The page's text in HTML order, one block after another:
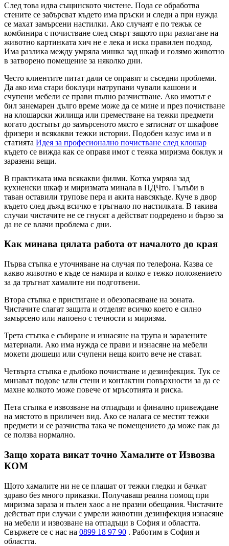
След това идва същинското чистене. Пода се обработва
стените се забърсват където има пръски и следи а при нужда
се махат замърсени настилки. Ако случаят е по тежък се
комбинира с почистване след смърт защото при разлагане на
животно картинката хич не е лека и иска правилен подход.
Има разлика между умряла мишка зад шкаф и голямо животно
в затворено помещение за няколко дни.
Често клиентите питат дали се оправят и съседни проблеми.
Да ако има стари боклуци натрупани чували кашони и
счупени мебели се прави пълно разчистване. Ако имотът е
бил занемарен дълго време може да се мине и през почистване
на клошарски жилища или преместване на тежки предмети
когато достъпът до замърсеното място е затиснат от шкафове
фризери и всякакви тежки истории. Подобен казус има и в
статията Идея за професионално почистване след клошар
където се вижда как се оправя имот с тежка миризма боклук и
заразени вещи.
В практиката има всякакви филми. Котка умряла зад
кухненски шкаф и миризмата минала в ПДЧто. Гълъби в
таван оставили трупове пера и акита навсякъде. Куче в двор
където след дъжд всичко е тръгнало по настилката. В такива
случаи чистачите не се гнусят а действат подредено и бързо за
да не се влачи проблема с дни.
Как минава цялата работа от началото до края
Първа стъпка е уточняване на случая по телефона. Казва се
какво животно е къде се намира и колко е тежко положението
за да тръгнат хамалите ни подготвени.
Втора стъпка е пристигане и обезопасяване на зоната.
Чистачите слагат защита и отделят всичко което е силно
замърсено или напоено с течности и миризма.
Трета стъпка е събиране и изнасяне на трупа и заразените
материали. Ако има нужда се прави и изнасяне на мебели
мокети дюшеци или счупени неща които вече не стават.
Четвърта стъпка е дълбоко почистване и дезинфекция. Тук се
минават подове ъгли стени и контактни повърхности за да се
махне колкото може повече от мръсотията и риска.
Пета стъпка е извозване на отпадъци и финално привеждане
на мястото в приличен вид. Ако се налага се местят тежки
предмети и се разчиства така че помещението да може пак да
се ползва нормално.
Защо хората викат точно Хамалите от Извозва
КОМ
Щото хамалите ни не се плашат от тежки гледки и бачкат
здраво без много приказки. Получаваш реална помощ при
миризма зараза и пълен хаос а не празни обещания. Чистачите
действат при случаи с умрели животни дезинфекция изнасяне
на мебели и извозване на отпадъци в София и областта.
Свържете се с нас на 0899 18 97 90 . Работим в София и
областта.